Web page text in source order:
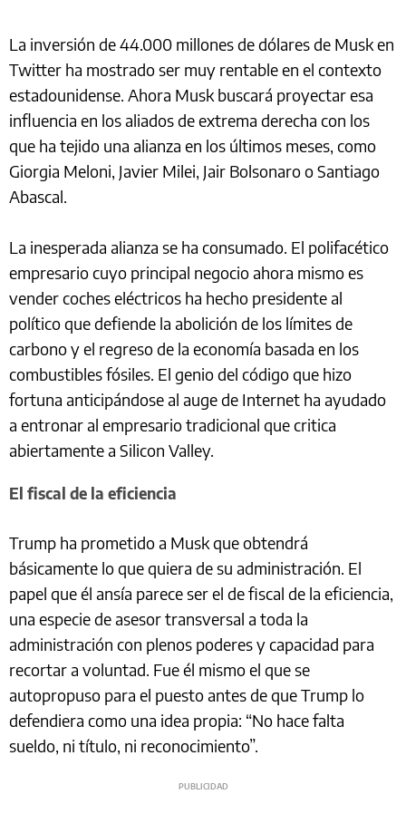
La inversión de 44.000 millones de dólares de Musk en
Twitter ha mostrado ser muy rentable en el contexto
estadounidense. Ahora Musk buscará proyectar esa
influencia en los aliados de extrema derecha con los
que ha tejido una alianza en los últimos meses, como
Giorgia Meloni, Javier Milei, Jair Bolsonaro o Santiago
Abascal.
La inesperada alianza se ha consumado. El polifacético
empresario cuyo principal negocio ahora mismo es
vender coches eléctricos ha hecho presidente al
político que defiende la abolición de los límites de
carbono y el regreso de la economía basada en los
combustibles fósiles. El genio del código que hizo
fortuna anticipándose al auge de Internet ha ayudado
a entronar al empresario tradicional que critica
abiertamente a Silicon Valley.
El fiscal de la eficiencia
Trump ha prometido a Musk que obtendrá
básicamente lo que quiera de su administración. El
papel que él ansía parece ser el de fiscal de la eficiencia,
una especie de asesor transversal a toda la
administración con plenos poderes y capacidad para
recortar a voluntad. Fue él mismo el que se
autopropuso para el puesto antes de que Trump lo
defendiera como una idea propia: “No hace falta
sueldo, ni título, ni reconocimiento”.